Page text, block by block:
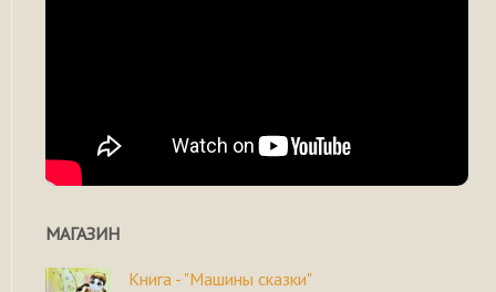
МАГАЗИН
Книга - "Машины сказки"